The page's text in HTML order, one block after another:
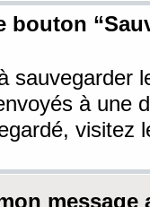
bouton
sauvegarder
à une
visitez
message